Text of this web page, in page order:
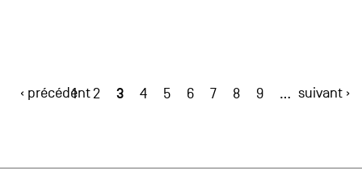
‹ précédent
1 2 3 4 5 6 7 8 9 … suivant ›